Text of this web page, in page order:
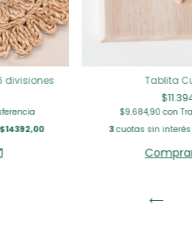
divisiones
$14392,00
Tablita
$9.684,90 con
3cuotas sin